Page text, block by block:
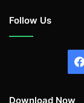
Follow Us
Download Now